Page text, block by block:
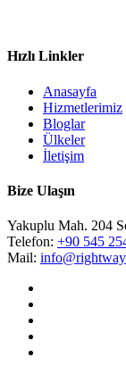
Hızlı Linkler
Anasayfa
Hizmetlerimiz
Bloglar
Ülkeler
İletişim
Bize Ulaşın
Yakuplu Mah. 204
Telefon: +90 545
Mail: